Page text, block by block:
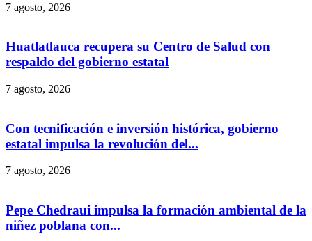
7 agosto, 2026
Huatlatlauca recupera su Centro de Salud con
respaldo del gobierno estatal
7 agosto, 2026
Con tecnificación e inversión histórica, gobierno
estatal impulsa la revolución del...
7 agosto, 2026
Pepe Chedraui impulsa la formación ambiental de la
niñez poblana con...